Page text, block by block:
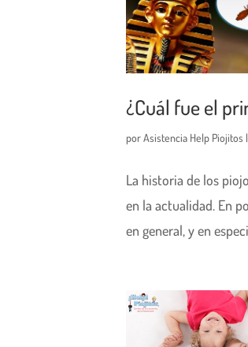
¿Cuál fue el
porAsistencia Help Piojitos |
La historia de los
en la actualidad. En
en general, y en